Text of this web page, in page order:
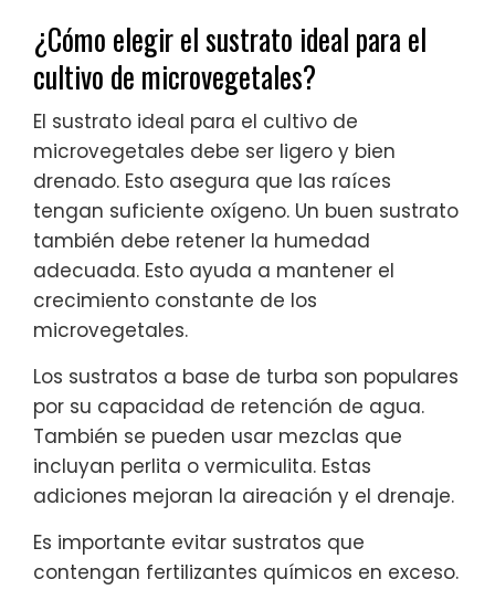
¿Cómo elegir el sustrato ideal para el
cultivo de microvegetales?
El sustrato ideal para el cultivo de
microvegetales debe ser ligero y bien
drenado. Esto asegura que las raíces
tengan suficiente oxígeno. Un buen sustrato
también debe retener la humedad
adecuada. Esto ayuda a mantener el
crecimiento constante de los
microvegetales.
Los sustratos a base de turba son populares
por su capacidad de retención de agua.
También se pueden usar mezclas que
incluyan perlita o vermiculita. Estas
adiciones mejoran la aireación y el drenaje.
Es importante evitar sustratos que
contengan fertilizantes químicos en exceso.